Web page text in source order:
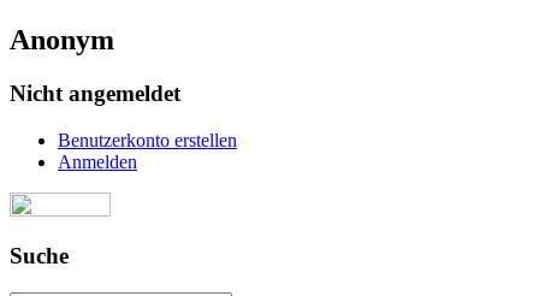
Anonym
Nicht angemeldet
Benutzerkonto erstellen
Anmelden
Suche